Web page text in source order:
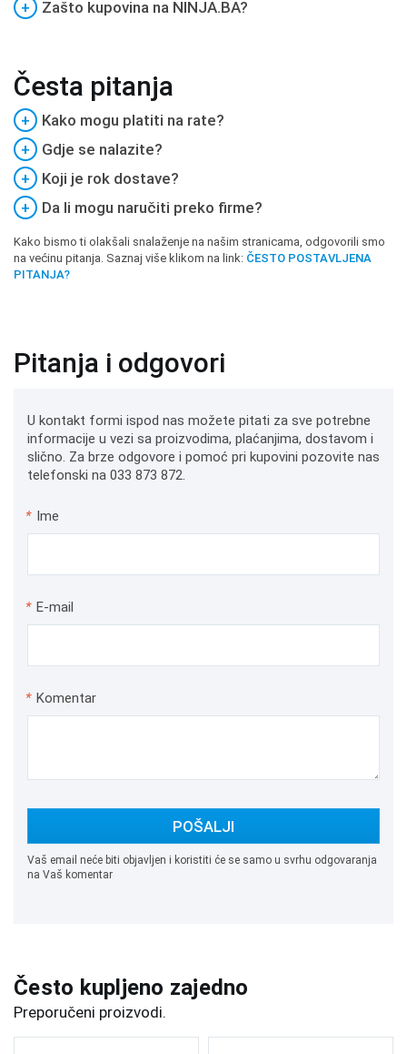
+ Zašto kupovina na NINJA.BA?
Česta pitanja
+
Kako mogu platiti na rate?
+
Gdje se nalazite?
+
Koji je rok dostave?
+
Da li mogu naručiti preko firme?
Kako bismo ti olakšali snalaženje na našim stranicama, odgovorili smo
na većinu pitanja. Saznaj više klikom na link: ČESTO POSTAVLJENA
PITANJA?
Pitanja i odgovori
U kontakt formi ispod nas možete pitati za sve potrebne
informacije u vezi sa proizvodima, plaćanjima, dostavom i
slično. Za brze odgovore i pomoć pri kupovini pozovite nas
telefonski na 033 873 872.
* Ime
* E-mail
* Komentar
POŠALJI
Vaš email neće biti objavljen i koristiti će se samo u svrhu odgovaranja
na Vaš komentar
Često kupljeno zajedno
Preporučeni proizvodi.